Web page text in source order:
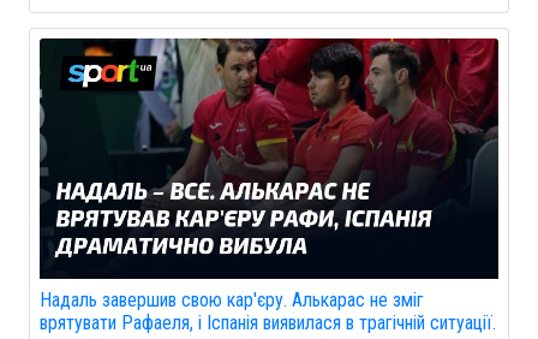
Надаль завершив свою кар'єру. Алькарас не зміг
врятувати Рафаеля, і Іспанія виявилася в трагічній ситуації.